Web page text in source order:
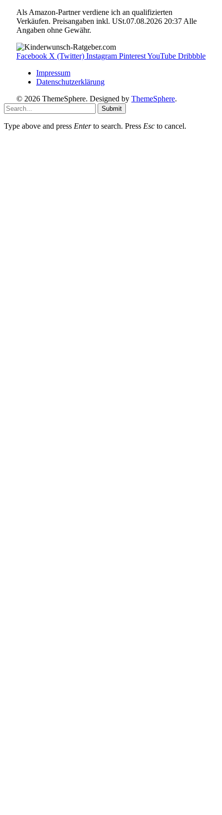
Als Amazon-Partner verdiene ich an qualifizierten
Verkäufen. Preisangaben inkl. USt.07.08.2026 20:37 Alle
Angaben ohne Gewähr.
Facebook X (Twitter) Instagram PinterestYouTube Dribbble
Impressum
Datenschutzerklärung
© 2026 ThemeSphere. Designed by ThemeSphere.
Submit
Type above and press Enterto search. Press Esc to cancel.